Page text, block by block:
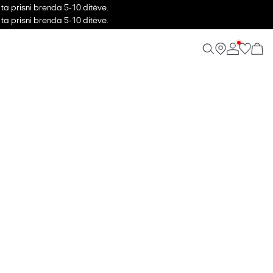
prisni brenda 5-10 ditëve.
prisni brenda 5-10 ditëve.